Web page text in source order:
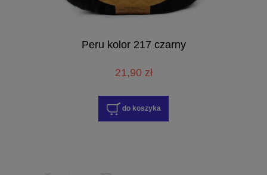
Peru kolor 217 czarny
21,90 zł
do koszyka